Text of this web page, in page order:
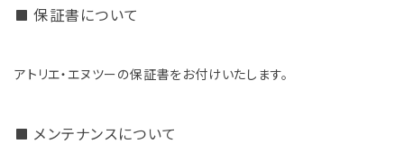
保証書について
アトリエ・エヌツーの保証書をお付けいたします。
メンテナンスについて